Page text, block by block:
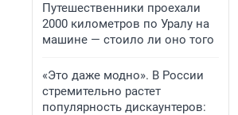
Путешественники проехали
2000 километров по Уралу на
машине — стоило ли оно того
«Это даже модно». В России
стремительно растет
популярность дискаунтеров: